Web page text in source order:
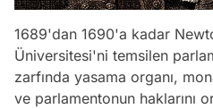
1689'dan 1690'a kadar
Üniversitesi'ni temsilen
zarfında yasama organı,
ve parlamentonun haklarını